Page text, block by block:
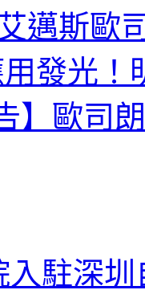
邁斯歐
發光！
】歐司
入駐深